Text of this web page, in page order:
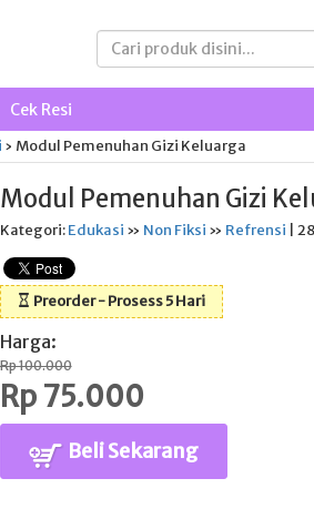
Cek Resi
› Modul Pemenuhan Gizi Keluarga
Modul Pemenuhan Gizi
Kategori:Edukasi » Non Fiksi » Refrensi |
Preorder - Prosess 5 Hari
Harga:
Rp 100.000
Rp 75.000
Beli Sekarang